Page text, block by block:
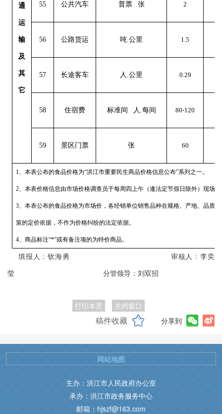
通
运
输
及
其
它
55 公共汽车 普票 张 2
56 公路货运 吨.公里 1.5
57 长途客车 人 .公里 0.29
58 住宿费 标准间 人 .每间 80-120
59 景区门票 张 60
1、本表公布的食品价格为“洪江市重要民生商品价格信息公布”系列之一。
2、本表价格信息由市场价格调查员于每周四上午（逢法定节假日除外）现场
3、本表公布的食品价格为市场价，各经销单位销售品种在规格、产地、品质
策的定价依据，不作为价格纠纷的法定依据。
4、商品标注“*”或有备注项的为特价商品。
填报人：钦海勇 审核人：李奕
莹 分管领导：刘双招
打印本页 关闭窗口
稿件收藏 分享到
主办：洪江市人民政府办公室
承办：洪江市政务服务中心
邮箱：hjszf@163.com
网站地图